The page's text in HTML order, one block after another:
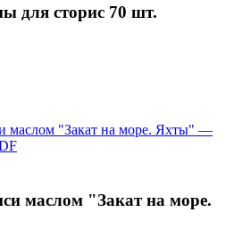
для сторис 70 шт.
маслом "Закат на море.